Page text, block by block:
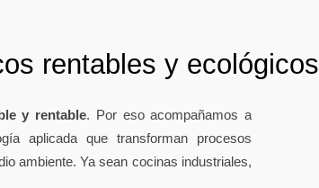
rentables y ecológicos
y rentable. Por eso acompañamos a
aplicada que transforman procesos
ambiente. Ya sean cocinas industriales,